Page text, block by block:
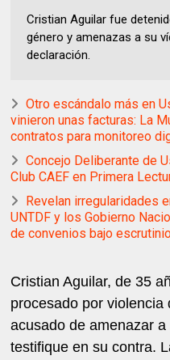
Cristian Aguilar fue
género y amenazas a su
declaración.
Otro escándalo más en
vinieron unas facturas: La
contratos para monitoreo
Concejo Deliberante de
Club CAEF en Primera
Revelan irregularidades
UNTDF y los Gobierno
de convenios bajo
Cristian Aguilar, de 35
procesado por
acusado de amenazar
testifique en su contra.